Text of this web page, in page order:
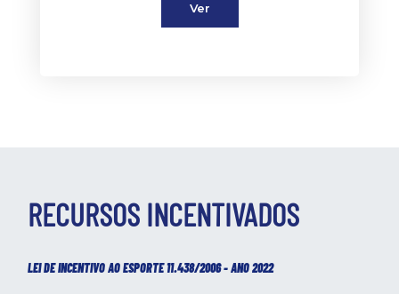
Ver
RECURSOS INCENTIVADOS
LEI DE INCENTIVO AO ESPORTE 11.438/2006 - ANO 2022